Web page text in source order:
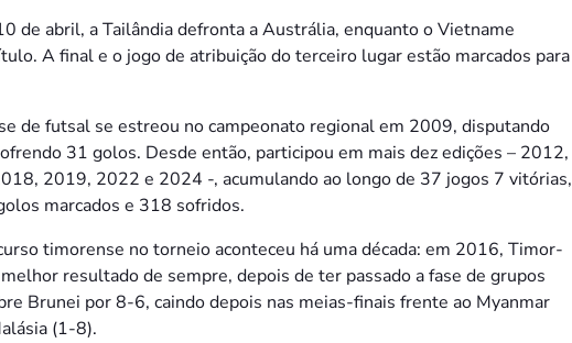
de abril, a Tailândia defronta a Austrália, enquanto o Vietname
A final e o jogo de atribuição do terceiro lugar estão marcados para
de futsal se estreou no campeonato regional em 2009, disputando
31 golos. Desde então, participou em mais dez edições – 2012,
2019, 2022 e 2024 -, acumulando ao longo de 37 jogos 7 vitórias,
marcados e 318 sofridos.
timorense no torneio aconteceu há uma década: em 2016, Timor-
resultado de sempre, depois de ter passado a fase de grupos
Brunei por 8-6, caindo depois nas meias-finais frente ao Myanmar
(1-8).